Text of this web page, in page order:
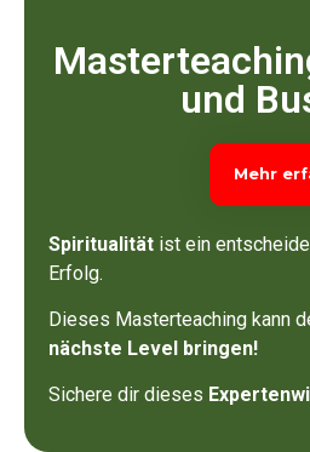
und
Mehr
Spiritualität ist ein
Erfolg.
Dieses Masterteaching kann
nächste Level bringen!
Sichere dir dieses